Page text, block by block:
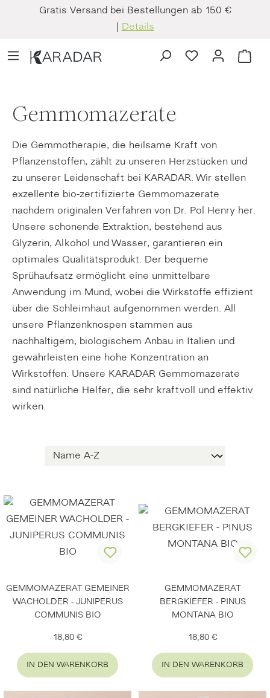
Zum Hauptinhalt springen
Gratis Versand bei Bestellungen ab 150 €
Details
Du hast 0
Gemmomazerate
Die Gemmotherapie, die heilsame Kraft von
Pflanzenstoffen, zählt zu unseren Herzstücken und
zu unserer Leidenschaft bei KARADAR. Wir stellen
exzellente bio-zertifizierte Gemmomazerate
nachdem originalen Verfahren von Dr. Pol Henry her.
Unsere schonende Extraktion, bestehend aus
Glyzerin, Alkohol und Wasser, garantieren ein
optimales Qualitätsprodukt. Der bequeme
Sprühaufsatz ermöglicht eine unmittelbare
Anwendung im Mund, wobei die Wirkstoffe effizient
über die Schleimhaut aufgenommen werden. All
unsere Pflanzenknospen stammen aus
nachhaltigem, biologischem Anbau in Italien und
gewährleisten eine hohe Konzentration an
Wirkstoffen. Unsere KARADAR Gemmomazerate
sind natürliche Helfer, die sehr kraftvoll und effektiv
wirken.
GEMMOMAZERAT GEMEINER
WACHOLDER - JUNIPERUS
COMMUNIS BIO
Regulärer Preis:
18,80 €
IN DEN WARENKORB
GEMMOMAZERAT
BERGKIEFER - PINUS
MONTANA BIO
Regulärer Preis:
18,80 €
IN DEN WARENKORB